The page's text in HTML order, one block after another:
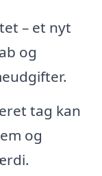
– et nyt
og
tag kan
og